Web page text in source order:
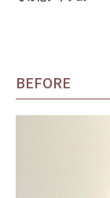
BEFORE